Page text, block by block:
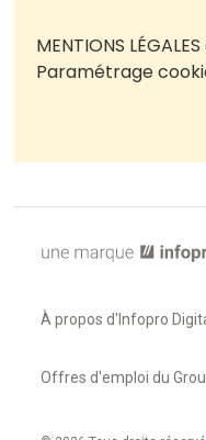
MENTIONS
Paramétrage